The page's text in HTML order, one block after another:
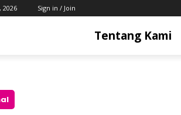
2026 Sign in / Join
Tentang Kami